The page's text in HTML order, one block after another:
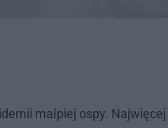
małpiej ospy. Najwięcej